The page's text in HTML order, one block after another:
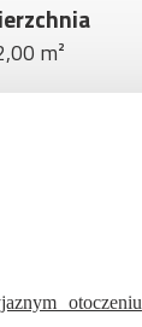
m²
otoczeniu